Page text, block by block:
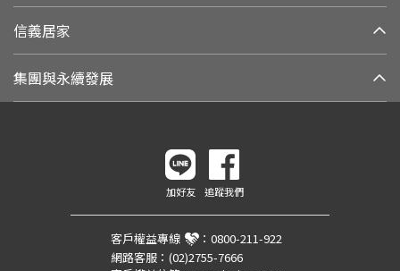
信義居家
集團與永續發展
加好友 追蹤我們
客戶權益專線 ： 0800-211-922
網路客服： (02)2755-7666